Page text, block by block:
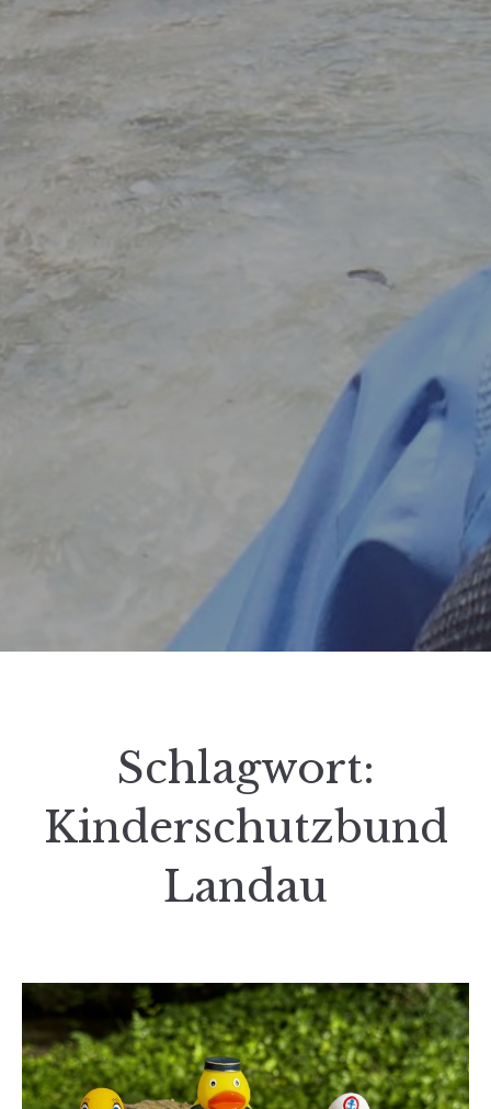
Schlagwort:
Kinderschutzbund
Landau